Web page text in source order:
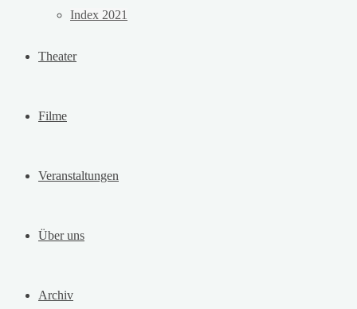
Index 2021
Theater
Filme
Veranstaltungen
Über uns
Archiv